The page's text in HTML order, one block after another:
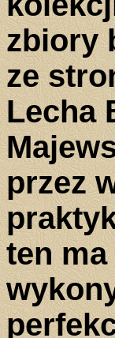
zbiory
ze
Lecha
przez
ten